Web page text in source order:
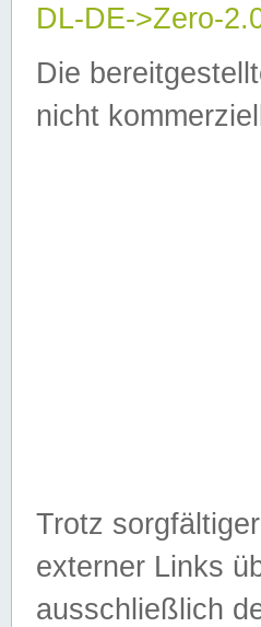
DL-DE->Zero-
Die
nicht
Trotz
externer Links
ausschließlich